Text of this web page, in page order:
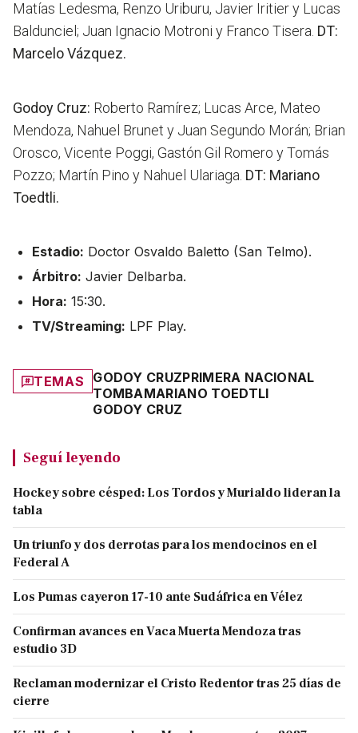
Matías Ledesma, Renzo Uriburu, Javier Iritier y Lucas
Baldunciel; Juan Ignacio Motroni y Franco Tisera. DT:
Marcelo Vázquez.
Godoy Cruz: Roberto Ramírez; Lucas Arce, Mateo
Mendoza, Nahuel Brunet y Juan Segundo Morán; Brian
Orosco, Vicente Poggi, Gastón Gil Romero y Tomás
Pozzo; Martín Pino y Nahuel Ulariaga. DT: Mariano
Toedtli.
Estadio: Doctor Osvaldo Baletto (San Telmo).
Árbitro: Javier Delbarba.
Hora: 15:30.
TV/Streaming: LPF Play.
TEMAS GODOY CRUZPRIMERA NACIONAL
TOMBAMARIANO TOEDTLI
GODOY CRUZ
Seguí leyendo
Hockey sobre césped: Los Tordos y Murialdo lideran la
tabla
Un triunfo y dos derrotas para los mendocinos en el
Federal A
Los Pumas cayeron 17-10 ante Sudáfrica en Vélez
Confirman avances en Vaca Muerta Mendoza tras
estudio 3D
Reclaman modernizar el Cristo Redentor tras 25 días de
cierre